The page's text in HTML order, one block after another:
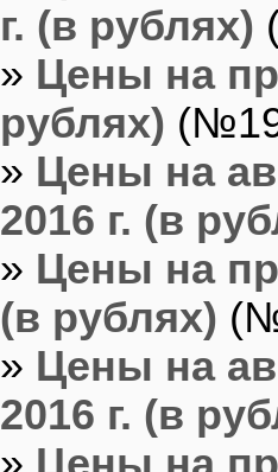
г. (в рублях)
» Цены на
рублях)
» Цены на
2016 г. (в
» Цены на
(в рублях)
» Цены на
2016 г. (в